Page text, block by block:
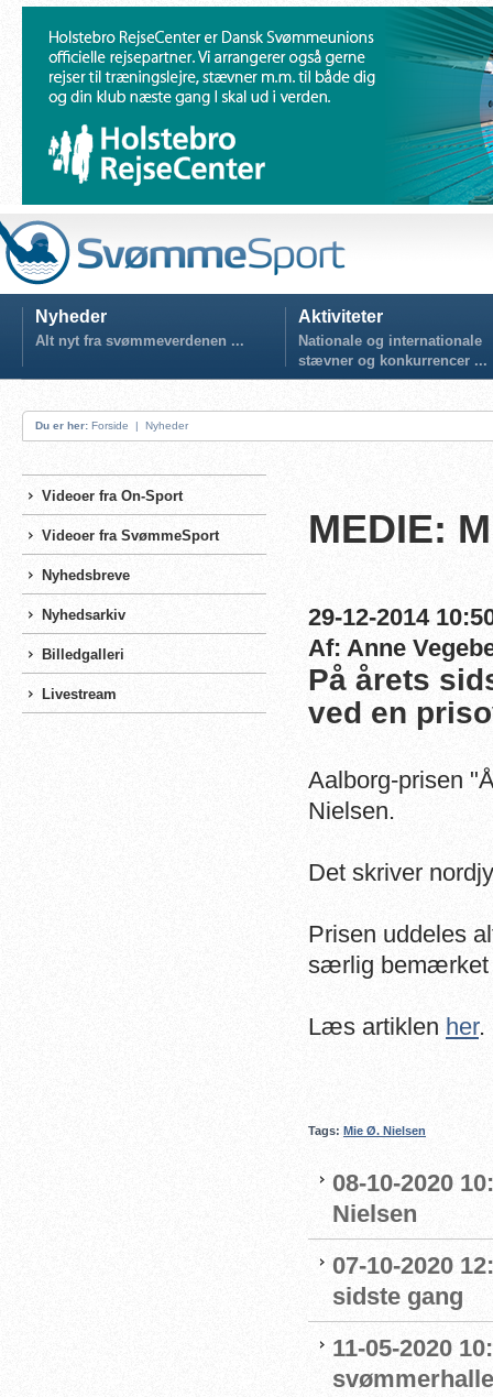
Nyheder
Alt nyt fra svømmeverdenen ...
Aktiviteter
Nationale og internationale
stævner og konkurrencer ...
Du er her: Forside | Nyheder
Videoer fra On-Sport
Videoer fra SvømmeSport
Nyhedsbreve
Nyhedsarkiv
Billedgalleri
Livestream
MEDIE:
29-12-2014
Af: Anne
På årets
ved en
Aalborg-prisen
Nielsen.
Det skriver
Prisen uddeles
særlig bemærket
Læs artiklen her.
Tags: Mie Ø. Nielsen
08-10-2020
Nielsen
07-10-2020
sidste gang
11-05-2020